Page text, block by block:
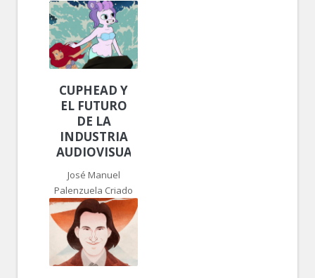
CUPHEAD Y
EL FUTURO
DE LA
INDUSTRIA
AUDIOVISUAL
José Manuel
Palenzuela Criado